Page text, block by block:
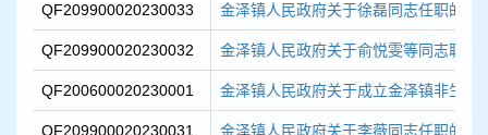
QF209900020230033 金泽镇人民政府关于徐磊同志任职的通
QF209900020230032 金泽镇人民政府关于俞悦雯等同志职务
QF200600020230001 金泽镇人民政府关于成立金泽镇非生活
QF209900020230031 金泽镇人民政府关于李薇同志任职的通